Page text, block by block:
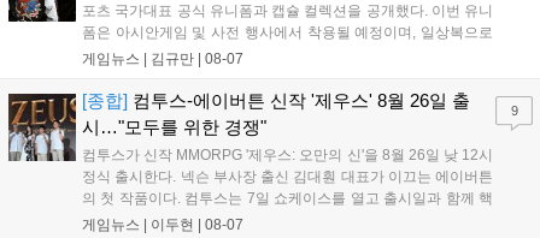
포츠 국가대표 공식 유니폼과 캡슐 컬렉션을 공개했다. 이번 유니
폼은 아시안게임 및 사전 행사에서 착용될 예정이며, 일상복으로
구성된 컬렉션은 오는 8월 28일부터 골스튜디오 공식 홈페이지
서는 대회 규정에 따라 별도의 유니폼을 착용할 계획이다....
게임뉴스 | 김규만 | 08-07
[종합] 컴투스-에이버튼 신작 '제우스' 8월 26일 출
시…"모두를 위한 경쟁"
컴투스가 신작 MMORPG '제우스: 오만의 신'을 8월 26일 낮 12시
정식 출시한다. 넥슨 부사장 출신 김대훤 대표가 이끄는 에이버튼
의 첫 작품이다. 컴투스는 7일 쇼케이스를 열고 출시일과 함께 핵
심 콘텐츠, 유료화 정책, 운영 방향을 공개했다. 캐릭터명 선점은
게임뉴스 | 이두현 | 08-07
9